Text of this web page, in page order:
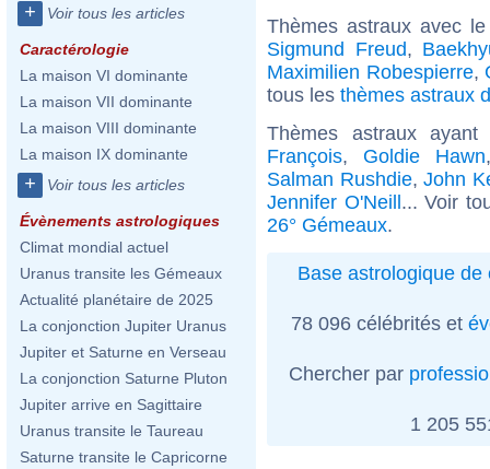
+ Voir tous les articles
Caractérologie
La maison VI dominante
La maison VII dominante
La maison VIII dominante
La maison IX dominante
+ Voir tous les articles
Évènements astrologiques
Climat mondial actuel
Uranus transite les Gémeaux
Actualité planétaire de 2025
La conjonction Jupiter Uranus
Jupiter et Saturne en Verseau
La conjonction Saturne Pluton
Jupiter arrive en Sagittaire
Uranus transite le Taureau
Saturne transite le Capricorne
Thèmes astraux avec
Sigmund Freud,
Maximilien Robespierre,
tous les thèmes astraux
Thèmes astraux
François, Goldie Hawn
Salman Rushdie,John
Jennifer O'Neill... Voir
26° Gémeaux.
Base astrologique de
78 096 célébrités et
Chercher par
1 205